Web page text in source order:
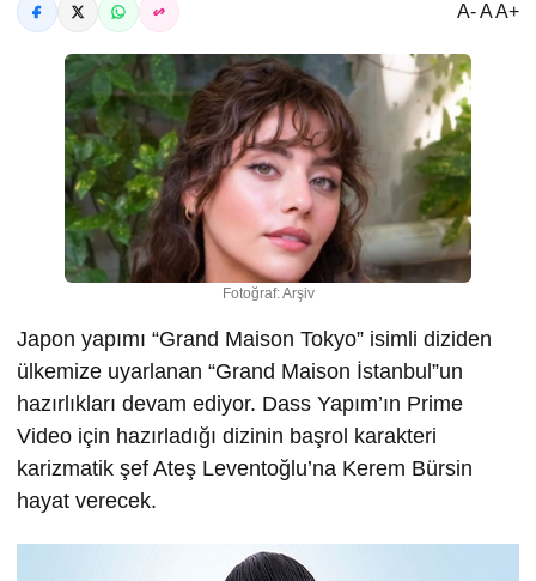
A- A A+
Fotoğraf: Arşiv
Japon yapımı “Grand Maison Tokyo” isimli diziden
ülkemize uyarlanan “Grand Maison İstanbul”un
hazırlıkları devam ediyor. Dass Yapım’ın Prime
Video için hazırladığı dizinin başrol karakteri
karizmatik şef Ateş Leventoğlu’na Kerem Bürsin
hayat verecek.